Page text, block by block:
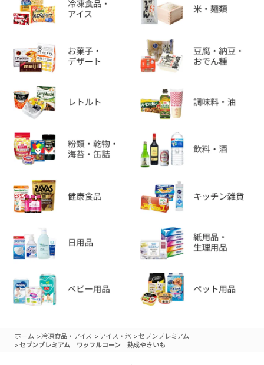
ホーム >冷凍食品・アイス > アイス・氷 >セブンプレミアム
>セブンプレミアム ワッフルコーン 熟成やきいも